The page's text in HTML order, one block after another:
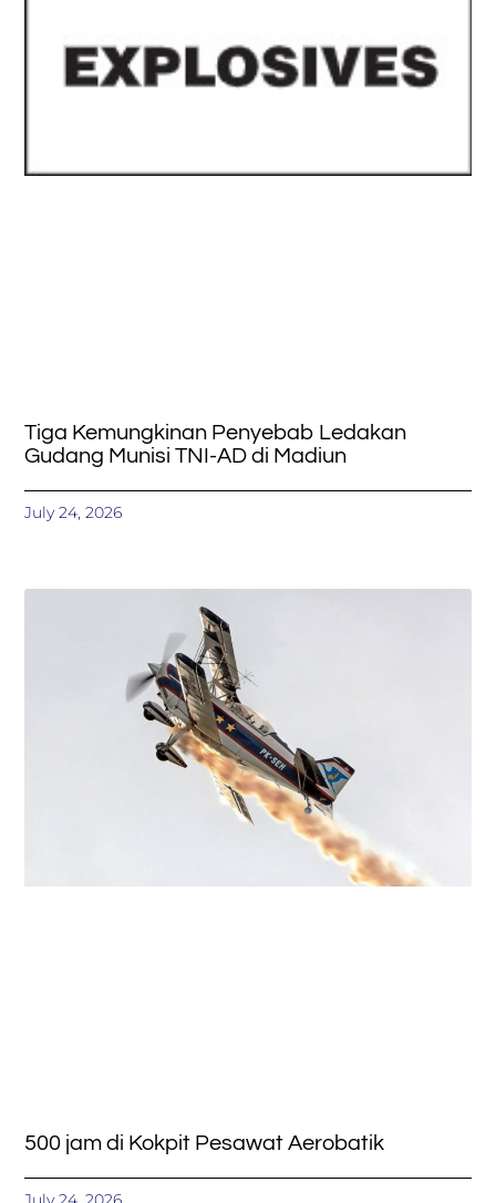
Tiga Kemungkinan Penyebab Ledakan
Gudang Munisi TNI-AD di Madiun
July 24, 2026
500 jam di Kokpit Pesawat Aerobatik